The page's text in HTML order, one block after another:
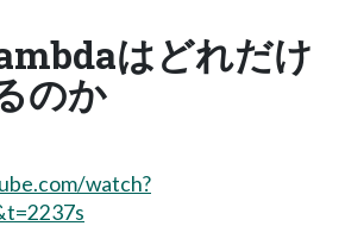
はどれだけ
のか
watch?